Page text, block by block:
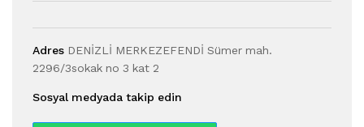
Adres DENİZLİ MERKEZEFENDİ Sümer mah.
2296/3sokak no 3 kat 2
Sosyal medyada takip edin